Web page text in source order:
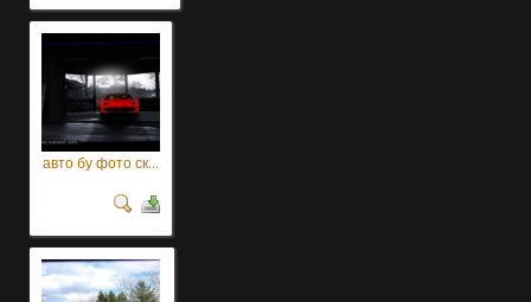
авто бу фото ск...